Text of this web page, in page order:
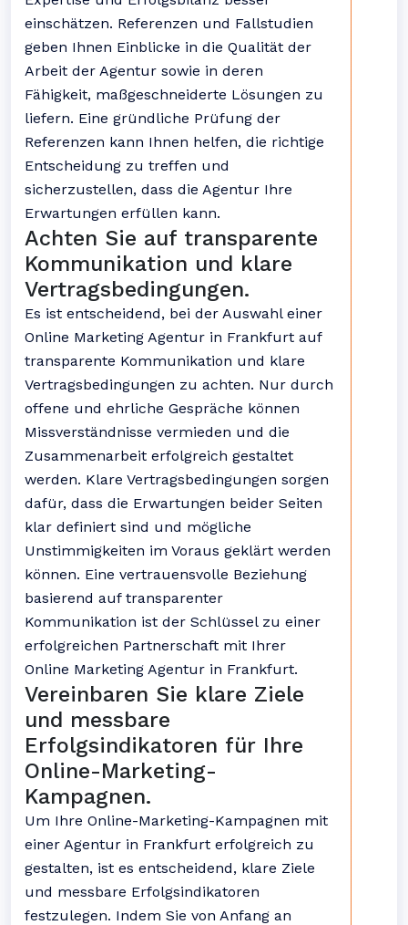
einschätzen. Referenzen und Fallstudien
geben Ihnen Einblicke in die Qualität der
Arbeit der Agentur sowie in deren
Fähigkeit, maßgeschneiderte Lösungen zu
liefern. Eine gründliche Prüfung der
Referenzen kann Ihnen helfen, die richtige
Entscheidung zu treffen und
sicherzustellen, dass die Agentur Ihre
Erwartungen erfüllen kann.
Achten Sie auf transparente
Kommunikation und klare
Vertragsbedingungen.
Es ist entscheidend, bei der Auswahl einer
Online Marketing Agentur in Frankfurt auf
transparente Kommunikation und klare
Vertragsbedingungen zu achten. Nur durch
offene und ehrliche Gespräche können
Missverständnisse vermieden und die
Zusammenarbeit erfolgreich gestaltet
werden. Klare Vertragsbedingungen sorgen
dafür, dass die Erwartungen beider Seiten
klar definiert sind und mögliche
Unstimmigkeiten im Voraus geklärt werden
können. Eine vertrauensvolle Beziehung
basierend auf transparenter
Kommunikation ist der Schlüssel zu einer
erfolgreichen Partnerschaft mit Ihrer
Online Marketing Agentur in Frankfurt.
Vereinbaren Sie klare Ziele
und messbare
Erfolgsindikatoren für Ihre
Online-Marketing-
Kampagnen.
Um Ihre Online-Marketing-Kampagnen mit
einer Agentur in Frankfurt erfolgreich zu
gestalten, ist es entscheidend, klare Ziele
und messbare Erfolgsindikatoren
festzulegen. Indem Sie von Anfang an